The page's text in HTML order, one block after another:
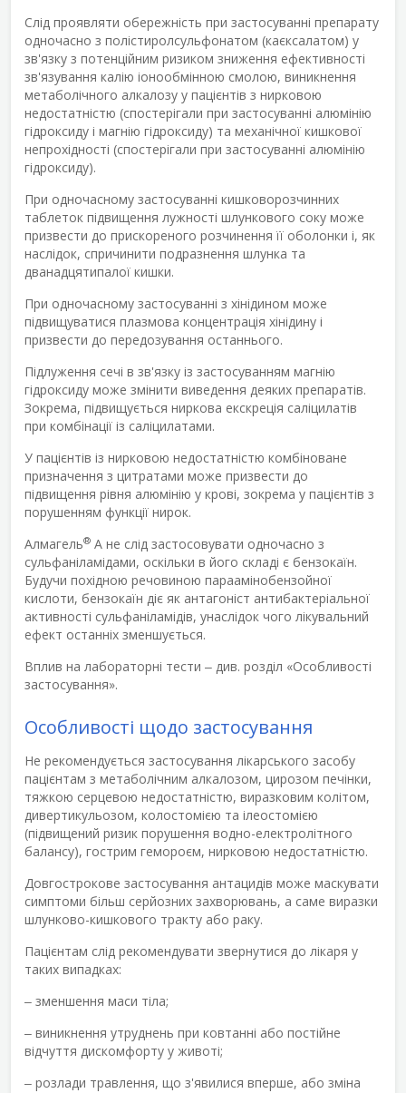
Слід проявляти обережність при застосуванні препарату
одночасно з полістиролсульфонатом (каєксалатом) у
зв'язку з потенційним ризиком зниження ефективності
зв'язування калію іонообмінною смолою, виникнення
метаболічного алкалозу у пацієнтів з нирковою
недостатністю (спостерігали при застосуванні алюмінію
гідроксиду і магнію гідроксиду) та механічної кишкової
непрохідності (спостерігали при застосуванні алюмінію
гідроксиду).
При одночасному застосуванні кишковорозчинних
таблеток підвищення лужності шлункового соку може
призвести до прискореного розчинення її оболонки і, як
наслідок, спричинити подразнення шлунка та
дванадцятипалої кишки.
При одночасному застосуванні з хінідином може
підвищуватися плазмова концентрація хінідину і
призвести до передозування останнього.
Підлуження сечі в зв'язку із застосуванням магнію
гідроксиду може змінити виведення деяких препаратів.
Зокрема, підвищується ниркова екскреція саліцилатів
при комбінації із саліцилатами.
У пацієнтів із нирковою недостатністю комбіноване
призначення з цитратами може призвести до
підвищення рівня алюмінію у крові, зокрема у пацієнтів з
порушенням функції нирок.
Алмагель® А не слід застосовувати одночасно з
сульфаніламідами, оскільки в його складі є бензокаїн.
Будучи похідною речовиною параамінобензойної
кислоти, бензокаїн діє як антагоніст антибактеріальної
активності сульфаніламідів, унаслідок чого лікувальний
ефект останніх зменшується.
Вплив на лабораторні тести ‒ див. розділ «Особливості
застосування».
Особливості щодо застосування
Не рекомендується застосування лікарського засобу
пацієнтам з метаболічним алкалозом, цирозом печінки,
тяжкою серцевою недостатністю, виразковим колітом,
дивертикульозом, колостомією та ілеостомією
(підвищений ризик порушення водно-електролітного
балансу), гострим гемороєм, нирковою недостатністю.
Довгострокове застосування антацидів може маскувати
симптоми більш серйозних захворювань, а саме виразки
шлунково-кишкового тракту або раку.
Пацієнтам слід рекомендувати звернутися до лікаря у
таких випадках:
‒ зменшення маси тіла;
‒ виникнення утруднень при ковтанні або постійне
відчуття дискомфорту у животі;
‒ розлади травлення, що з'явилися вперше, або зміна